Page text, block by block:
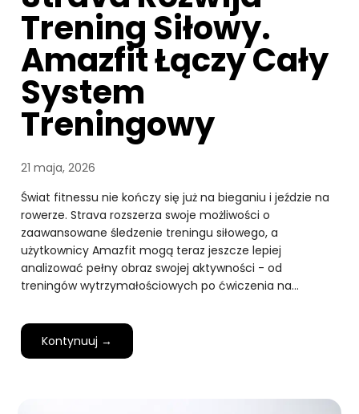
Trening Siłowy.
Amazfit Łączy Cały
System
Treningowy
21 maja, 2026
Świat fitnessu nie kończy się już na bieganiu i jeździe na
rowerze. Strava rozszerza swoje możliwości o
zaawansowane śledzenie treningu siłowego, a
użytkownicy Amazfit mogą teraz jeszcze lepiej
analizować pełny obraz swojej aktywności - od
treningów wytrzymałościowych po ćwiczenia na…
Kontynuuj →